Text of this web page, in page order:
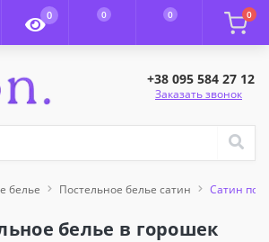
0 0 0 0
+38 095 584 27 12
Заказать звонок
белье Постельное белье сатин Сатин
белье в горошек